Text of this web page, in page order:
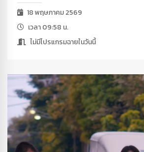
18 พฤษภาคม 2569
เวลา 09:58 น.
ไม่มีโปรแกรมฉายในวันนี้